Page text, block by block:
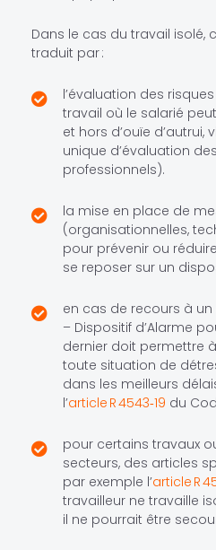
Dans le cas du travail isolé,
traduit par :
l’évaluation des
travail où le salarié
et hors d’ouïe d’autrui,
unique d’évaluation
professionnels).
la mise en place de
(organisationnelles,
pour prévenir ou
se reposer sur un
en cas de recours à un
– Dispositif d’Alarme
dernier doit permettre
toute situation de
dans les meilleurs
l’article R 4543‑19 du
pour certains travaux
secteurs, des articles
par exemple l’article R
travailleur ne travaille
il ne pourrait être